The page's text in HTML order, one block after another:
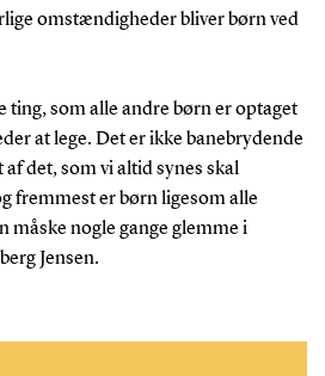
omstændigheder bliver børn ved
ting, som alle andre børn er optaget
at lege. Det er ikke banebrydende
det, som vi altid synes skal
fremmest er børn ligesom alle
måske nogle gange glemme i
Jensen.